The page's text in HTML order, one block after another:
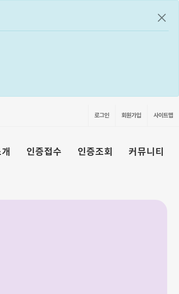
공지
로그인 회원가입 사이트맵
인증접수 인증조회 커뮤니티